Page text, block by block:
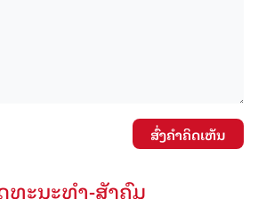
ສົ່ງຄໍາຄິດເຫັນ
ທະນະທຳ-ສັງຄົມ